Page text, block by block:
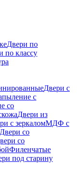
Двери по
по классу
Двери с
с
со
Двери из
с зеркаломМДФ с
Двери со
со
Филенчатые
под старину